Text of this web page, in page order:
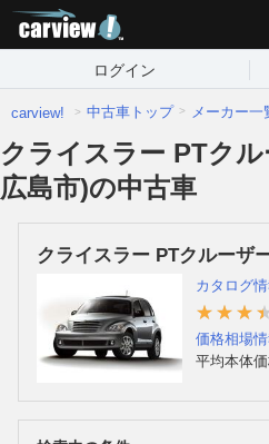
ログイン
carview! 中古車トップ メーカー一
クライスラー PTク
広島市)の中古車
クライスラー PTクルーザ
カタログ
価格相場
平均本体価